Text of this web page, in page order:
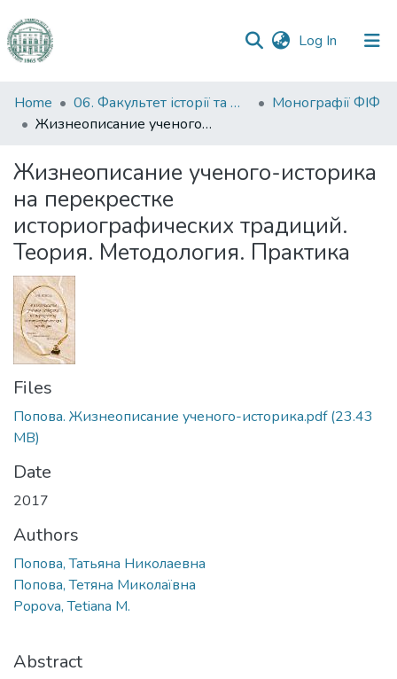
Log In (current)
Communities
&
All of DSpace
Statistics
Home 06. Факультет історії та філософії
Монографії ФІФ
Жизнеописание ученого-историка на перекрестке историографических традиций. Теория. Методология. Практика
Жизнеописание ученого-историка
на перекрестке
историографических традиций.
Теория. Методология. Практика
Files
Попова. Жизнеописание ученого-историка.pdf(23.43
MB)
Date
2017
Authors
Попова, Татьяна Николаевна
Попова, Тетяна Миколаївна
Popova, Tetiana M.
Abstract